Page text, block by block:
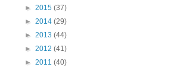
► 2015 (37)
► 2014 (29)
► 2013 (44)
► 2012 (41)
► 2011 (40)